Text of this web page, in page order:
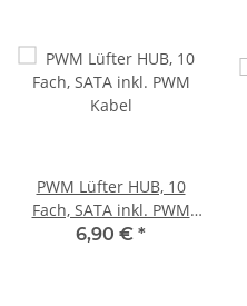
PWM Lüfter HUB, 10
Fach, SATA inkl. PWM
Kabel
6,90 € *